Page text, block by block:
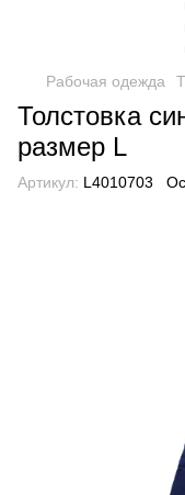
Рабочая одежда
Толстовка
размер L
Артикул: L4010703